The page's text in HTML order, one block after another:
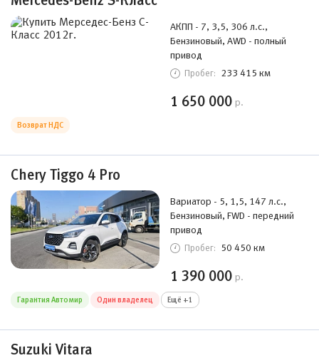
АКПП - 7, 3,5, 306 л.с.,
Бензиновый, AWD - полный
привод
Пробег: 233 415 км
1 650 000 р.
Возврат НДС
Chery Tiggo 4 Pro
Вариатор - 5, 1,5, 147 л.с.,
Бензиновый, FWD - передний
привод
Пробег: 50 450 км
1 390 000 р.
Гарантия Автомир Один владелец Ещё +1
Suzuki Vitara